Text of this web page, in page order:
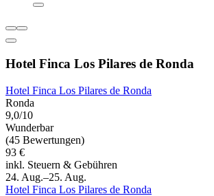
Hotel Finca Los Pilares de Ronda
Hotel Finca Los Pilares de Ronda
Ronda
9,0/10
Wunderbar
(45 Bewertungen)
93 €
inkl. Steuern & Gebühren
24. Aug.–25. Aug.
Hotel Finca Los Pilares de Ronda